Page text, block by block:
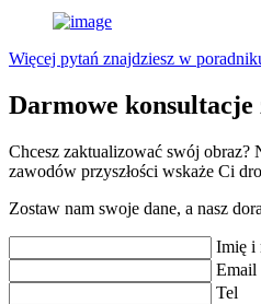
Więcej pytań znajdziesz w
Darmowe konsultacje
Chcesz zaktualizować swój obraz?
zawodów przyszłości wskaże Ci
Zostaw nam swoje dane, a nasz
Imię i
Email
Tel